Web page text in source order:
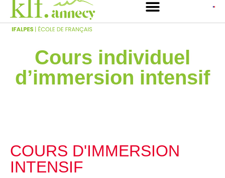
Cours individuel
d’immersion intensif
COURS D'IMMERSION
INTENSIF